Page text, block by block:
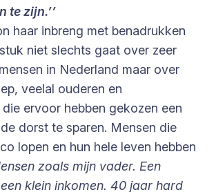
te zijn.’’
haar inbreng met benadrukken
niet slechts gaat over zeer
in Nederland maar over
veelal ouderen en
ervoor hebben gekozen een
dorst te sparen. Mensen die
lopen en hun hele leven hebben
zoals mijn vader. Een
klein inkomen. 40 jaar hard